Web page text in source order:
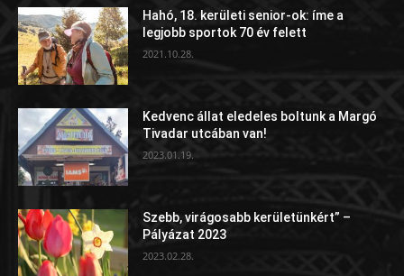
Hahó, 18. kerületi senior-ok: íme a
legjobb sportok 70 év felett
2021.10.28.
Kedvenc állat eledeles boltunk a Margó
Tivadar utcában van!
2023.01.19.
Szebb, virágosabb kerületünkért” –
Pályázat 2023
2023.02.28.